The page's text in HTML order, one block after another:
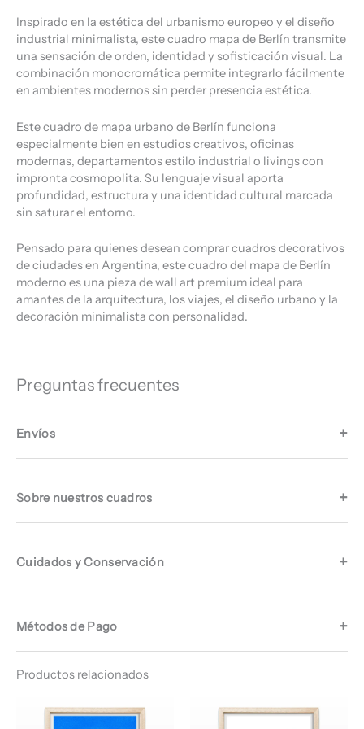
Inspirado en la estética del urbanismo europeo y el diseño
industrial minimalista, este cuadro mapa de Berlín transmite
una sensación de orden, identidad y sofisticación visual. La
combinación monocromática permite integrarlo fácilmente
en ambientes modernos sin perder presencia estética.
Este cuadro de mapa urbano de Berlín funciona
especialmente bien en estudios creativos, oficinas
modernas, departamentos estilo industrial o livings con
impronta cosmopolita. Su lenguaje visual aporta
profundidad, estructura y una identidad cultural marcada
sin saturar el entorno.
Pensado para quienes desean comprar cuadros decorativos
de ciudades en Argentina, este cuadro del mapa de Berlín
moderno es una pieza de wall art premium ideal para
amantes de la arquitectura, los viajes, el diseño urbano y la
decoración minimalista con personalidad.
Preguntas frecuentes
Envíos
Sobre nuestros cuadros
Cuidados y Conservación
Métodos de Pago
Productos relacionados
de
de